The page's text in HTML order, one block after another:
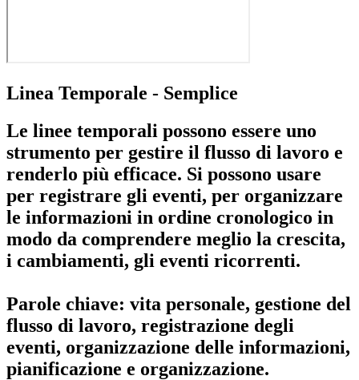
Linea Temporale - Semplice
Le linee temporali possono essere uno
strumento per gestire il flusso di lavoro e
renderlo più efficace. Si possono usare
per registrare gli eventi, per organizzare
le informazioni in ordine cronologico in
modo da comprendere meglio la crescita,
i cambiamenti, gli eventi ricorrenti.
Parole chiave: vita personale, gestione del
flusso di lavoro, registrazione degli
eventi, organizzazione delle informazioni,
pianificazione e organizzazione.